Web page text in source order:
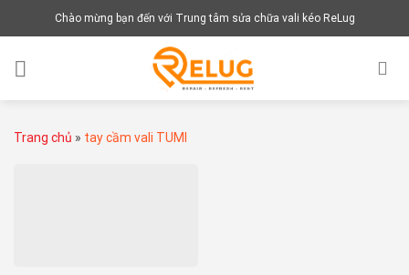
đến
dung
Chào mừng bạn đến với Trung tâm sửa chữa vali kéo ReLug
Trang chủ » tay cầm vali TUMI